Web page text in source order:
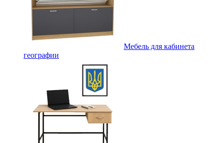
Мебель для кабинета
географии